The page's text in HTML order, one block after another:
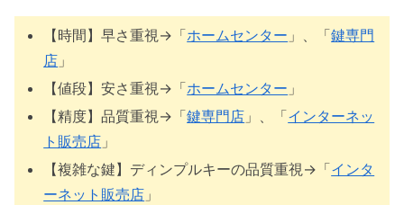
【時間】早さ重視→「ホームセンター 」、「鍵専門
店 」
【値段】安さ重視→「ホームセンター 」
【精度】品質重視→「鍵専門店 」、「インターネッ
ト販売店 」
【複雑な鍵】ディンプルキーの品質重視→「インタ
ーネット販売店 」